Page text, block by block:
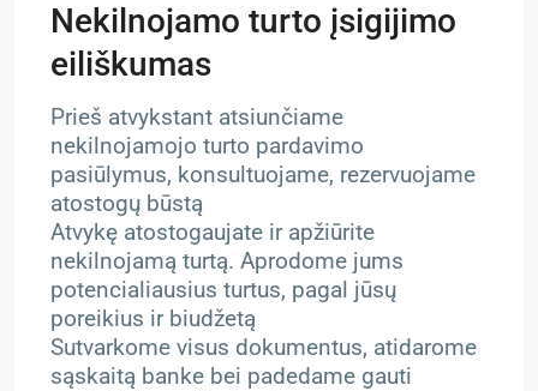
Nekilnojamo turto įsigijimo
eiliškumas
Prieš atvykstant atsiunčiame
nekilnojamojo turto pardavimo
pasiūlymus, konsultuojame, rezervuojame
atostogų būstą
Atvykę atostogaujate ir apžiūrite
nekilnojamą turtą. Aprodome jums
potencialiausius turtus, pagal jūsų
poreikius ir biudžetą
Sutvarkome visus dokumentus, atidarome
sąskaitą banke bei padedame gauti